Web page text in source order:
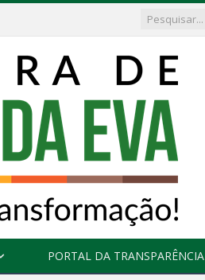
PORTAL DA TRANSPARÊNCIA